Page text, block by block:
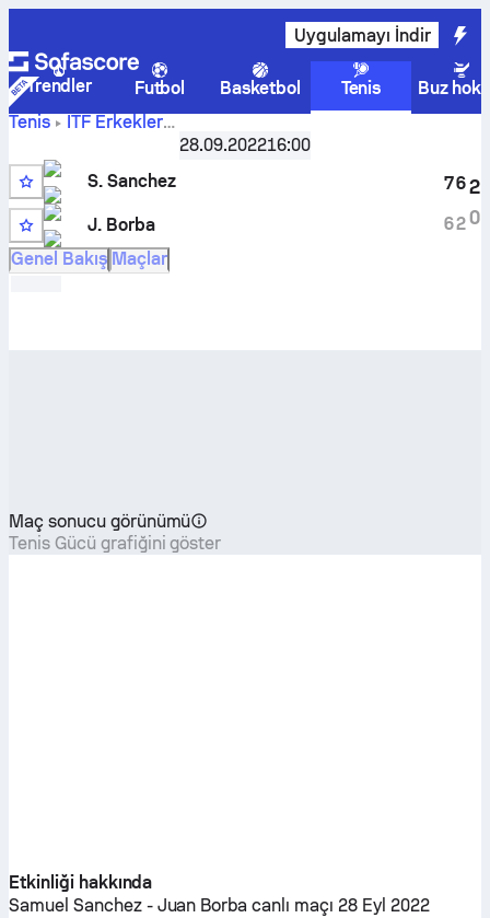
Uygulamayı İndir
Trendler Futbol Basketbol Tenis
Buz
Tenis
ITF Erkekler
Cancun, Singles Main, M-ITF-MEX-20A
Sanchez
28.09.202216:00
S. Sanchez
J. Borba
7
6
6
2
2
0
Genel Bakış Maçlar
Maç sonucu görünümü
Tenis Gücü grafiğini göster
Etkinliği hakkında
Samuel Sanchez- Juan Borba canlı maçı 28 Eyl 2022